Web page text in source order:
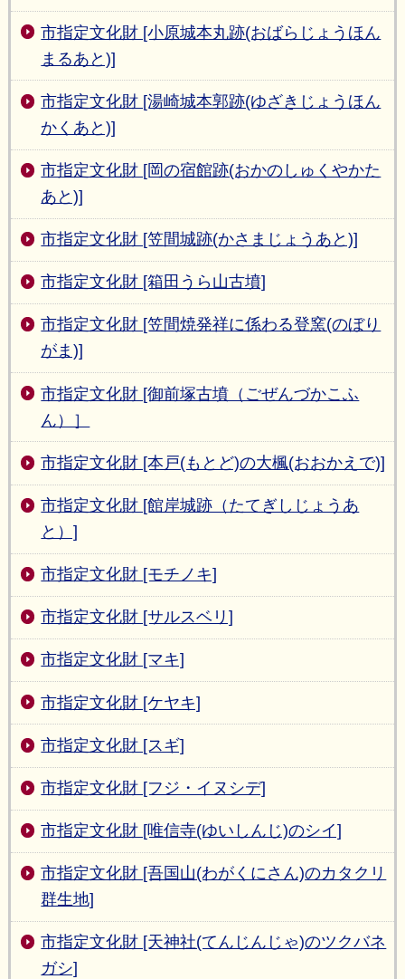
市指定文化財 [小原城本丸跡(おばらじょうほん
まるあと)]
市指定文化財 [湯崎城本郭跡(ゆざきじょうほん
かくあと)]
市指定文化財 [岡の宿館跡(おかのしゅくやかた
あと)]
市指定文化財 [笠間城跡(かさまじょうあと)]
市指定文化財 [箱田うら山古墳]
市指定文化財 [笠間焼発祥に係わる登窯(のぼり
がま)]
市指定文化財 [御前塚古墳（ごぜんづかこふ
ん）］
市指定文化財 [本戸(もとど)の大楓(おおかえで)]
市指定文化財 [館岸城跡（たてぎしじょうあ
と）]
市指定文化財 [モチノキ]
市指定文化財 [サルスベリ]
市指定文化財 [マキ]
市指定文化財 [ケヤキ]
市指定文化財 [スギ]
市指定文化財 [フジ・イヌシデ]
市指定文化財 [唯信寺(ゆいしんじ)のシイ]
市指定文化財 [吾国山(わがくにさん)のカタクリ
群生地]
市指定文化財 [天神社(てんじんじゃ)のツクバネ
ガシ]